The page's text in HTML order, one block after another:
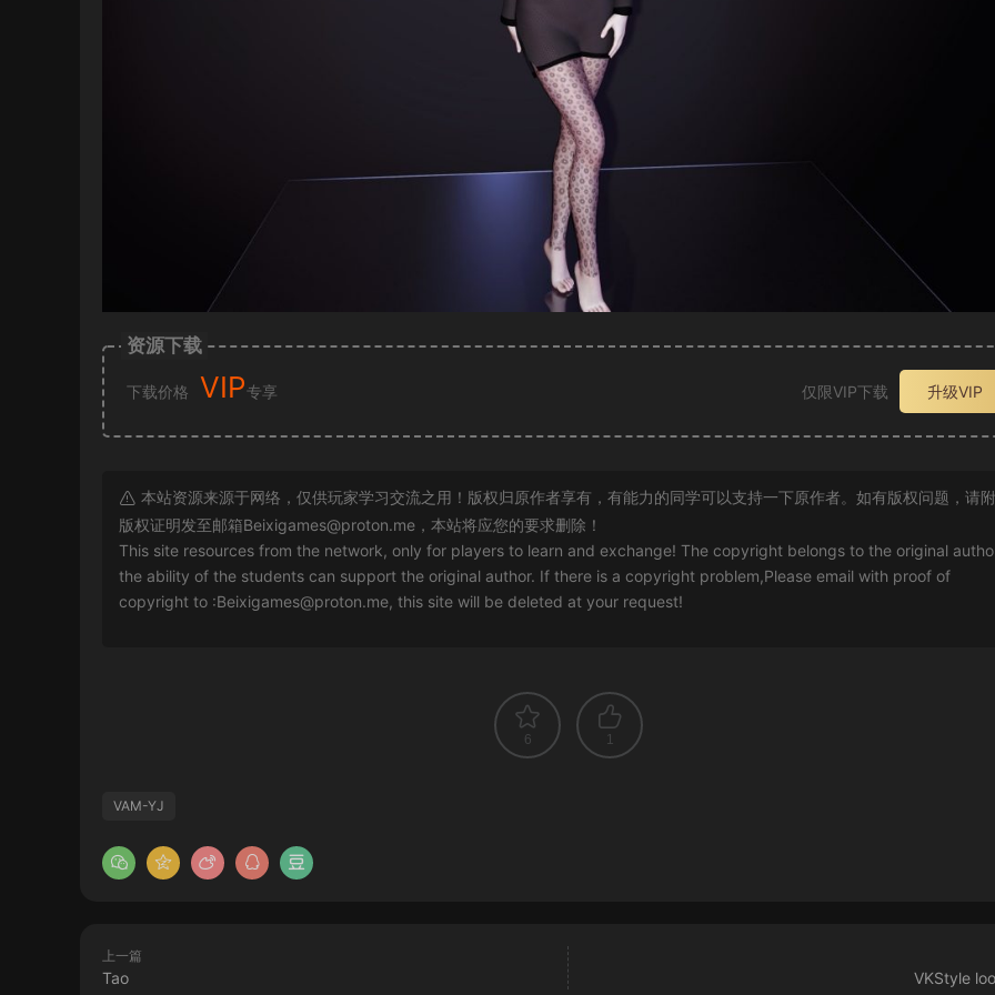
资源下载
下载价格 VIP专享 仅限VIP下载 升级VIP
本站资源来源于网络，仅供玩家学习交流之用！版权归原作者享有，有能力的同学可以支持一下原作者。如有版权问题，请
版权证明发至邮箱Beixigames@proton.me ，本站将应您的要求删除！
This site resources from the network, only for players to learn and exchange! The copyright belongs to the original
the ability of the students can support the original author. If there is a copyright problem,Please email with proof of
copyright to :Beixigames@proton.me, this site will be deleted at your request!
6 1
VAM-YJ
上一篇
Tao VKStyle